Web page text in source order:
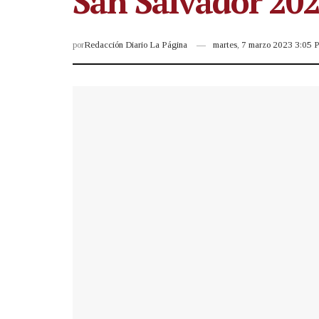
porRedacción Diario La Página martes, 7 marzo 2023 3:05